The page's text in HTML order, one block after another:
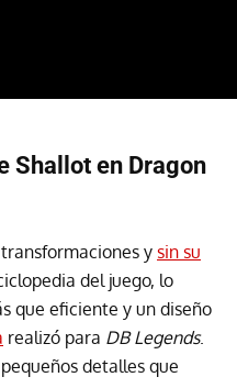
Shallot en Dragon
y sin su
del juego, lo
que eficiente y un diseño
realizó para DB Legends.
detalles que